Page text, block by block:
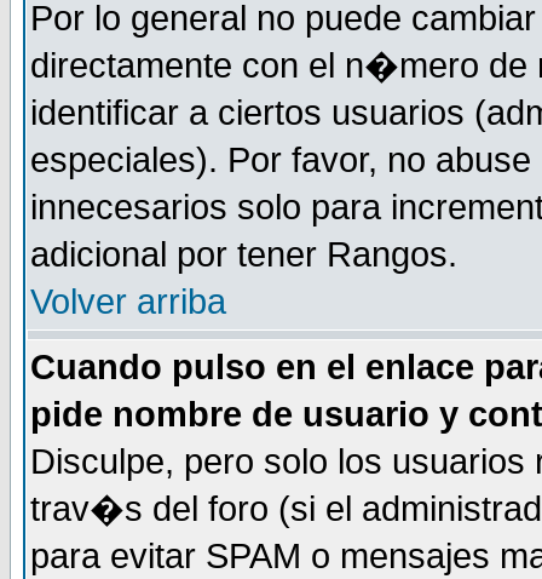
Por lo general no puede
directamente con el n�mero de
identificar a ciertos usuarios
especiales). Por favor, no
innecesarios solo para
adicional por tener Rangos.
Volver arriba
Cuando pulso en el enlace
pide nombre de usuario y
Disculpe, pero solo los
trav�s del foro (si el
para evitar SPAM o mensajes